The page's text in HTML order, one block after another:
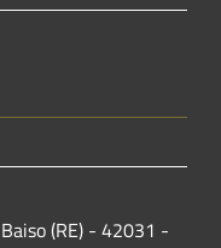
(RE) - 42031 -